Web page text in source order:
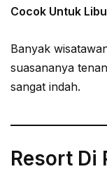
Cocok Untuk
Banyak
suasananya
sangat indah.
Resort Di